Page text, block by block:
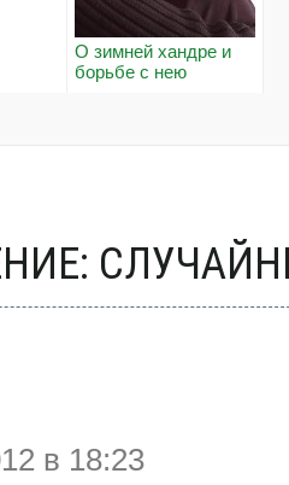
О зимней хандре и
борьбе с нею
в 18:23